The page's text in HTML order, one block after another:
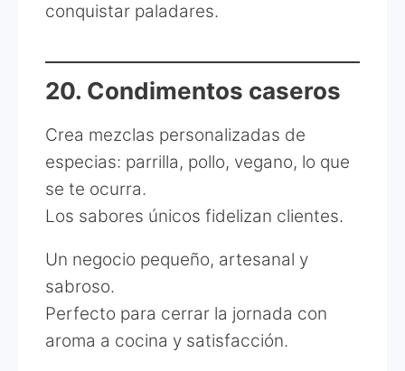
conquistar paladares.
20. Condimentos caseros
Crea mezclas personalizadas de
especias: parrilla, pollo, vegano, lo que
se te ocurra.
Los sabores únicos fidelizan clientes.
Un negocio pequeño, artesanal y
sabroso.
Perfecto para cerrar la jornada con
aroma a cocina y satisfacción.